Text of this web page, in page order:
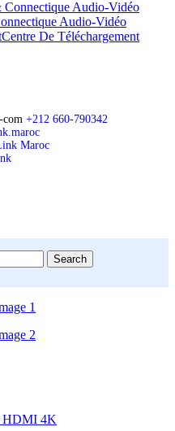
Audio-Vidéo
Centre De Téléchargement
+212 660-790342
Maroc
Search
HDMI 4K